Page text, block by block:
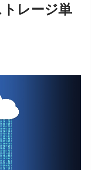
レージ単